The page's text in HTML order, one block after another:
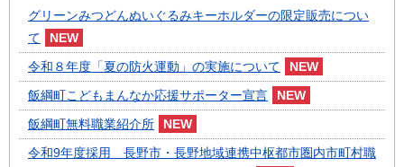
グリーンみつどんぬいぐるみキーホルダーの限定販売につい
て
令和８年度「夏の防火運動」の実施について
飯綱町こどもまんなか応援サポーター宣言
飯綱町無料職業紹介所
令和9年度採用 長野市・長野地域連携中枢都市圏内市町村職